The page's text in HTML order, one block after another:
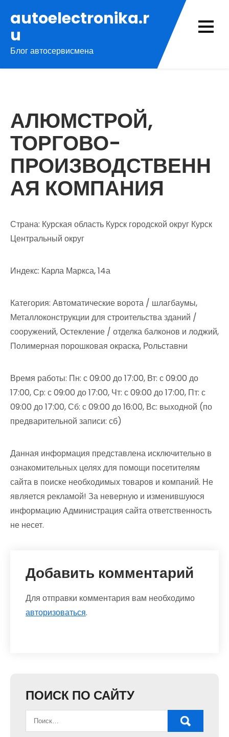
содержимому
autoelectronika.r
u
Блог автосервисмена
АЛЮМСТРОЙ,
ТОРГОВО-
ПРОИЗВОДСТВЕНН
АЯ КОМПАНИЯ
Страна: Курская область Курск городской округ Курск
Центральный округ
Индекс: Карла Маркса, 14а
Категория: Автоматические ворота / шлагбаумы,
Металлоконструкции для строительства зданий /
сооружений, Остекление / отделка балконов и лоджий,
Полимерная порошковая окраска, Рольставни
Время работы: Пн: с 09:00 до 17:00, Вт: с 09:00 до
17:00, Ср: с 09:00 до 17:00, Чт: с 09:00 до 17:00, Пт: с
09:00 до 17:00, Сб: с 09:00 до 16:00, Вс: выходной (по
предварительной записи: сб)
Данная информация представлена исключительно в
ознакомительных целях для помощи посетителям
сайта в поиске необходимых товаров и компаний. Не
является рекламой! За неверную и изменившуюся
информацию Администрация сайта ответственность
не несет.
Добавить комментарий
Для отправки комментария вам необходимо
авторизоваться.
ПОИСК ПО САЙТУ